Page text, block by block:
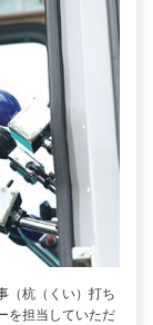
（杭（くい）打ち
を担当していただ